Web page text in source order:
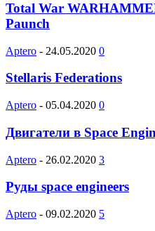
Total War
Paunch
Aptero - 24.05.2020 0
Stellaris Federations
Aptero - 05.04.2020 0
Двигатели в Space
Aptero - 26.02.2020 3
Руды space engineers
Aptero - 09.02.2020 5